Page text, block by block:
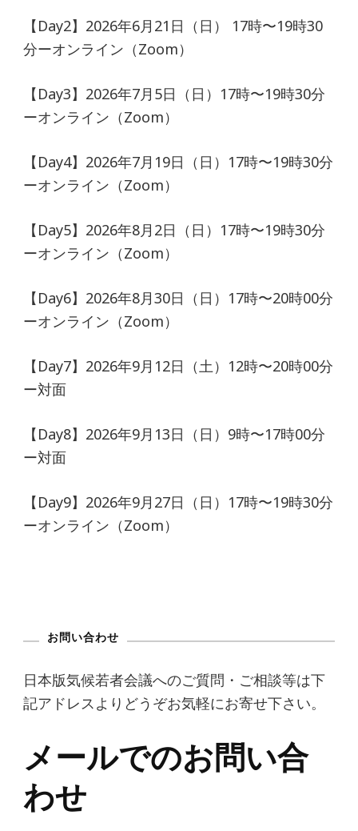
【Day2】2026年6月21日（日） 17時〜19時30
分ーオンライン（Zoom）
【Day3】2026年7月5日（日）17時〜19時30分
ーオンライン（Zoom）
【Day4】2026年7月19日（日）17時〜19時30分
ーオンライン（Zoom）
【Day5】2026年8月2日（日）17時〜19時30分
ーオンライン（Zoom）
【Day6】2026年8月30日（日）17時〜20時00分
ーオンライン（Zoom）
【Day7】2026年9月12日（土）12時〜20時00分
ー対面
【Day8】2026年9月13日（日）9時〜17時00分
ー対面
【Day9】2026年9月27日（日）17時〜19時30分
ーオンライン（Zoom）
お問い合わせ
日本版気候若者会議へのご質問・ご相談等は下
記アドレスよりどうぞお気軽にお寄せ下さい。
メールでのお問い合
わせ